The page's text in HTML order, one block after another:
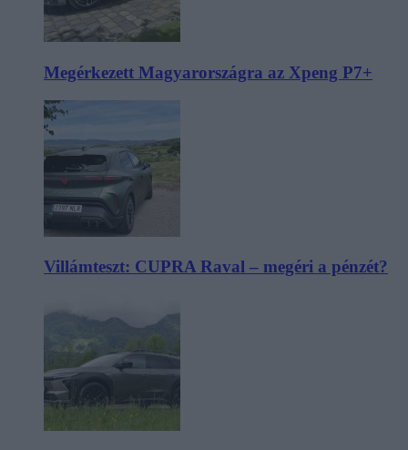
Megérkezett Magyarországra az Xpeng P7+
Villámteszt: CUPRA Raval – megéri a pénzét?